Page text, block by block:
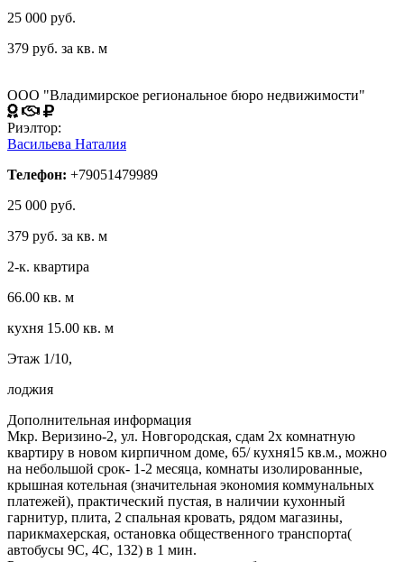
25 000 руб.
379 руб. за кв. м
ООО "Владимирское региональное бюро недвижимости"
Риэлтор:
Васильева Наталия
Телефон: +79051479989
25 000 руб.
379 руб. за кв. м
2-к. квартира
66.00 кв. м
кухня 15.00 кв. м
Этаж 1/10,
лоджия
Дополнительная информация
Мкр. Веризино-2, ул. Новгородская, сдам 2х комнатную
квартиру в новом кирпичном доме, 65/ кухня15 кв.м., можно
на небольшой срок- 1-2 месяца, комнаты изолированные,
крышная котельная (значительная экономия коммунальных
платежей), практический пустая, в наличии кухонный
гарнитур, плита, 2 спальная кровать, рядом магазины,
парикмахерская, остановка общественного транспорта(
автобусы 9С, 4С, 132) в 1 мин.